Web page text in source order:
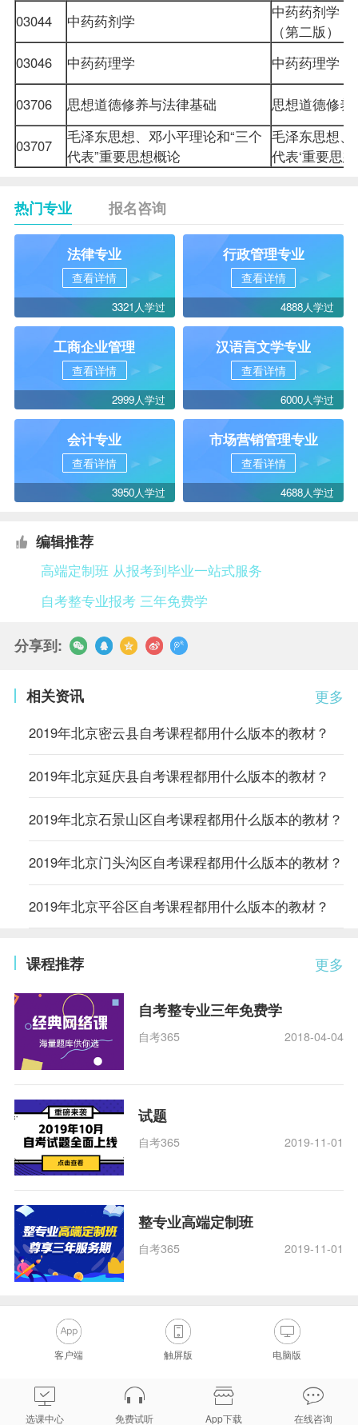
03044
中药药剂学
中药药剂学
（第二版）
03046
中药药理学 中药药理学
03706 思想道德修养与法律基础 思想道德修
03707 毛泽东思想、邓小平理论和“三个
代表”重要思想概论
毛泽东思想、
代表‘重要思
热门专业 报名咨询
法律专业
查看详情
3321人学过
行政管理专业
查看详情
4888人学过
工商企业管理
查看详情
2999人学过
汉语言文学专业
查看详情
6000人学过
会计专业
查看详情
3950人学过
市场营销管理专业
查看详情
4688人学过
编辑推荐
高端定制班 从报考到毕业一站式服务
自考整专业报考 三年免费学
分享到:
更多
相关资讯
2019年北京密云县自考课程都用什么版本的教材？
2019年北京延庆县自考课程都用什么版本的教材？
2019年北京石景山区自考课程都用什么版本的教材？
2019年北京门头沟区自考课程都用什么版本的教材？
2019年北京平谷区自考课程都用什么版本的教材？
更多
课程推荐
自考整专业三年免费学
自考365 2018-04-04
试题
自考365 2019-11-01
整专业高端定制班
自考365 2019-11-01
客户端 触屏版 电脑版
选课中心 免费试听 App下载 在线咨询